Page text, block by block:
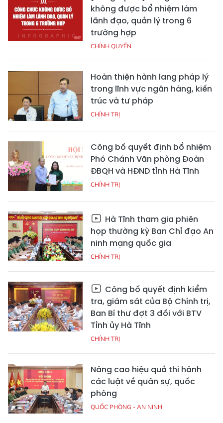
không được bổ nhiệm làm
lãnh đạo, quản lý trong 6
trường hợp
CHÍNH QUYỀN
Hoàn thiện hành lang pháp lý
trong lĩnh vực ngân hàng, kiến
trúc và tư pháp
CHÍNH TRỊ
Công bố quyết định bổ nhiệm
Phó Chánh Văn phòng Đoàn
ĐBQH và HĐND tỉnh Hà Tĩnh
CHÍNH TRỊ
Hà Tĩnh tham gia phiên
họp thường kỳ Ban Chỉ đạo An
ninh mạng quốc gia
CHÍNH TRỊ
Công bố quyết định kiểm
tra, giám sát của Bộ Chính trị,
Ban Bí thư đợt 3 đối với BTV
Tỉnh ủy Hà Tĩnh
CHÍNH TRỊ
Nâng cao hiệu quả thi hành
các luật về quân sự, quốc
phòng
QUỐC PHÒNG - AN NINH